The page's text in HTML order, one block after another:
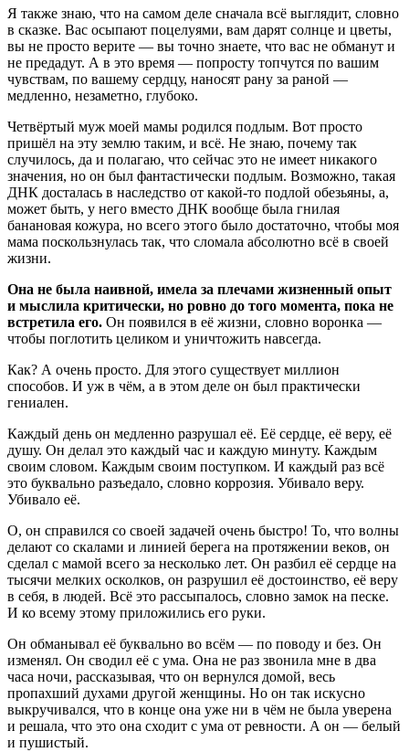
Я также знаю, что на самом деле сначала всё выглядит, словно
в сказке. Вас осыпают поцелуями, вам дарят солнце и цветы,
вы не просто верите — вы точно знаете, что вас не обманут и
не предадут. А в это время — попросту топчутся по вашим
чувствам, по вашему сердцу, наносят рану за раной —
медленно, незаметно, глубоко.
Четвёртый муж моей мамы родился подлым. Вот просто
пришёл на эту землю таким, и всё. Не знаю, почему так
случилось, да и полагаю, что сейчас это не имеет никакого
значения, но он был фантастически подлым. Возможно, такая
ДНК досталась в наследство от какой-то подлой обезьяны, а,
может быть, у него вместо ДНК вообще была гнилая
банановая кожура, но всего этого было достаточно, чтобы моя
мама поскользнулась так, что сломала абсолютно всё в своей
жизни.
Она не была наивной, имела за плечами жизненный опыт
и мыслила критически, но ровно до того момента, пока не
встретила его. Он появился в её жизни, словно воронка —
чтобы поглотить целиком и уничтожить навсегда.
Как? А очень просто. Для этого существует миллион
способов. И уж в чём, а в этом деле он был практически
гениален.
Каждый день он медленно разрушал её. Её сердце, её веру, её
душу. Он делал это каждый час и каждую минуту. Каждым
своим словом. Каждым своим поступком. И каждый раз всё
это буквально разъедало, словно коррозия. Убивало веру.
Убивало её.
О, он справился со своей задачей очень быстро! То, что волны
делают со скалами и линией берега на протяжении веков, он
сделал с мамой всего за несколько лет. Он разбил её сердце на
тысячи мелких осколков, он разрушил её достоинство, её веру
в себя, в людей. Всё это рассыпалось, словно замок на песке.
И ко всему этому приложились его руки.
Он обманывал её буквально во всём — по поводу и без. Он
изменял. Он сводил её с ума. Она не раз звонила мне в два
часа ночи, рассказывая, что он вернулся домой, весь
пропахший духами другой женщины. Но он так искусно
выкручивался, что в конце она уже ни в чём не была уверена
и решала, что это она сходит с ума от ревности. А он — белый
и пушистый.